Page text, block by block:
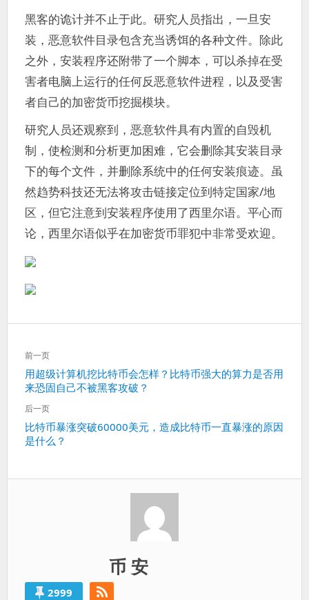
黑客的诡计并不止于此。研究人员指出，一旦安
装，恶意软件目录包含充当诱饵的各种文件。除此
之外，安装程序还附带了一个脚本，可以杀掉在受
害者电脑上运行的任何反恶意软件进程，以及受害
者自己的加密货币挖掘模块。
研究人员还观察到，恶意软件具有内置的自毁机
制，使检测和分析更加困难，它会删除其安装目录
下的每个文件，并删除系统中的任何安装痕迹。虽
然趋势科技还无法将攻击链接定位到特定国家/地
区，但它注意到安装程序使用了西里尔语。平心而
论，西里尔语似乎在加密货币罪犯中非常受欢迎。
文
章
导
航
前一页
上
一
篇：
用超级计算机挖比特币会怎样？比特币强大的算力是否用
来恐固自己不被黑客攻破？
后一页
下
一
比特币暴涨突破60000美元，造成比特币一直暴涨的原因
是什么？
币 安
2999